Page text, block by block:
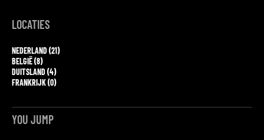
LOCATIES
NEDERLAND (21)
BELGIË (8)
DUITSLAND (4)
FRANKRIJK (0)
YOU JUMP